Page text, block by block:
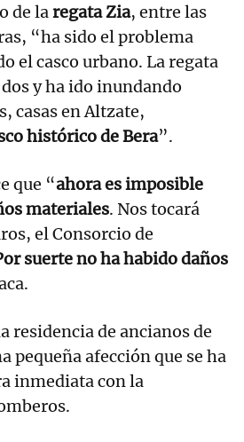
de la regata Zia, entre las
“ha sido el problema
el casco urbano. La regata
y ha ido inundando
casas en Altzate,
histórico de Bera”.
que “ahora es imposible
materiales. Nos tocará
el Consorcio de
suerte no ha habido daños
residencia de ancianos de
pequeña afección que se ha
inmediata con la